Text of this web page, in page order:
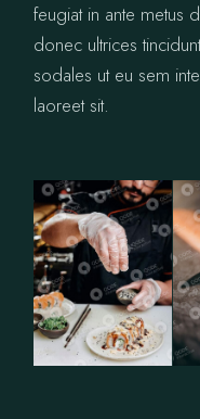
feugiat in ante metus
donec ultrices
sodales ut eu sem
laoreet sit.